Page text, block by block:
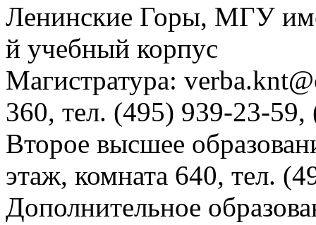
Ленинские Горы, МГУ
й учебный корпус
Магистратура:
360, тел. (495) 939-23-
Второе высшее
этаж, комната 640, тел.
Дополнительное